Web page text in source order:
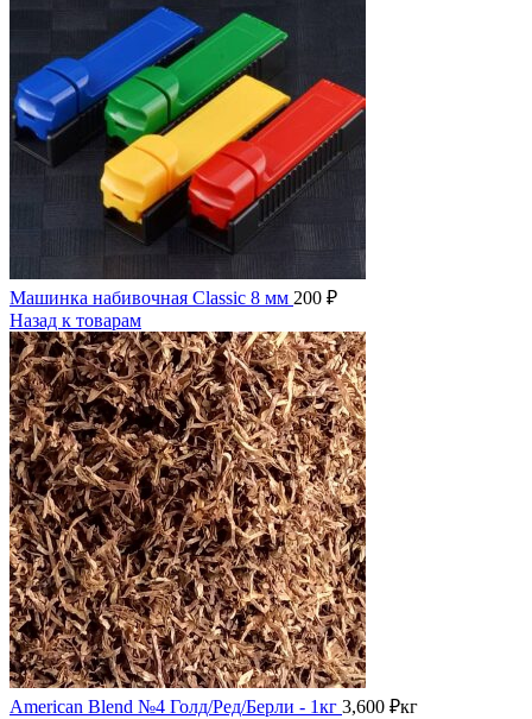
Машинка набивочная Classic 8 мм 200 ₽
Назад к товарам
American Blend №4 Голд/Ред/Берли - 1кг 3,600 ₽кг